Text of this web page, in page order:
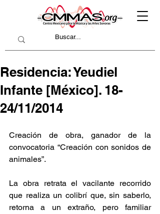
Residencia: Yeudiel
Infante [México]. 18-
24/11/2014
Creación de obra, ganador de la
convocatoria “Creación con sonidos de
animales”.
La obra retrata el vacilante recorrido
que realiza un colibrí que, sin saberlo,
retorna a un extraño, pero familiar